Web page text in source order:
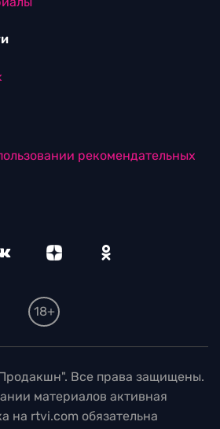
рекомендательных
18+
Все права защищены.
материалов активная
на rtvi.com обязательна